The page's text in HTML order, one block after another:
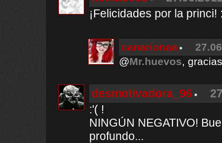
¡Felicidades por la princi!
canarionaa
@Mr.huevos,
desmotivadora_96
:'( !
NINGÚN NEGATIVO!
profundo...